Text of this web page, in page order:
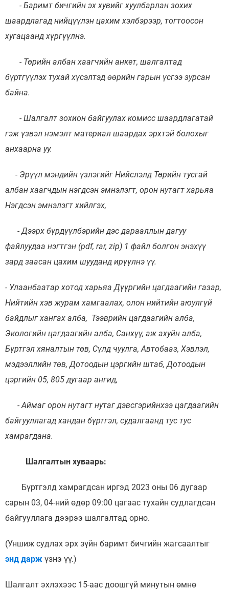
- Баримт бичгийн эх хувийг хуулбарлан зохих
шаардлагад нийцүүлэн цахим хэлбэрээр, тогтоосон
хугацаанд хүргүүлнэ.
- Төрийн албан хаагчийн анкет, шалгалтад
бүртгүүлэх тухай хүсэлтэд өөрийн гарын үсгээ зурсан
байна.
- Шалгалт зохион байгуулах комисс шаардлагатай
гэж үзвэл нэмэлт материал шаардах эрхтэй болохыг
анхаарна уу.
- Эрүүл мэндийн үзлэгийг Нийслэлд Төрийн тусгай
албан хаагчдын нэгдсэн эмнэлэгт, орон нутагт харьяа
Нэгдсэн эмнэлэгт хийлгэх,
- Дээрх бүрдүүлбэрийн дэс дарааллын дагуу
файлуудаа нэгтгэн (pdf, rar, zip) 1 файл болгон энэхүү
зард заасан цахим шууданд ирүүлнэ үү.
- Улаанбаатар хотод харьяа Дүүргийн цагдаагийн газар,
Нийтийн хэв журам хамгаалах, олон нийтийн аюулгүй
байдлыг хангах алба, Тээврийн цагдаагийн алба,
Экологийн цагдаагийн алба, Санхүү, аж ахуйн алба,
Бүртгэл хяналтын төв, Сүлд чуулга, Автобааз, Хэвлэл,
мэдээллийн төв, Дотоодын цэргийн штаб, Дотоодын
цэргийн 05, 805 дугаар ангид,
- Аймаг орон нутагт нутаг дэвсгэрийнхээ цагдаагийн
байгууллагад хандан бүртгэл, судалгаанд тус тус
хамрагдана.
Шалгалтын хуваарь:
Бүртгэлд хамрагдсан иргэд 2023 оны 06 дугаар
сарын 03, 04-ний өдөр 09:00 цагаас тухайн судлагдсан
байгууллага дээрээ шалгалтад орно.
(Уншиж судлах эрх зүйн баримт бичгийн жагсаалтыг
энд дарж үзнэ үү.)
Шалгалт эхлэхээс 15-аас доошгүй минутын өмнө
Мэдээллийн ил тод байдал
Үйл ажиллагааны ил тод байдал
Иргэдийг хүлээн авах хуваарь
Ажил үүргийн чиглэл, утасны дугаар